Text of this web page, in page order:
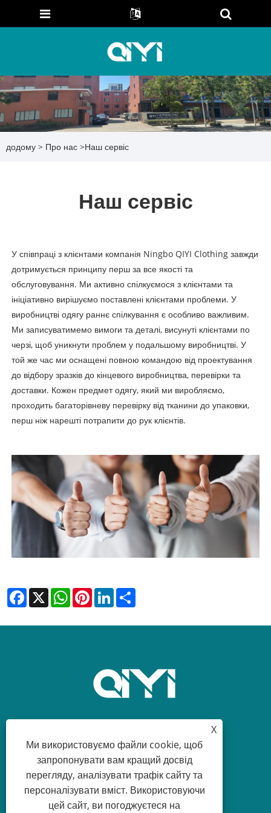
додому > Про нас >Наш сервіс
Наш сервіс
У співпраці з клієнтами компанія Ningbo QIYI Clothing завжди
дотримується принципу перш за все якості та
обслуговування. Ми активно спілкуємося з клієнтами та
ініціативно вирішуємо поставлені клієнтами проблеми. У
виробництві одягу раннє спілкування є особливо важливим.
Ми записуватимемо вимоги та деталі, висунуті клієнтами по
черзі, щоб уникнути проблем у подальшому виробництві. У
той же час ми оснащені повною командою від проектування
до відбору зразків до кінцевого виробництва, перевірки та
доставки. Кожен предмет одягу, який ми виробляємо,
проходить багаторівневу перевірку від тканини до упаковки,
перш ніж нарешті потрапити до рук клієнтів.
Facebook
X WhatsAppPinterestLinkedIn
sean@qiyiclothing.com
X
Ми використовуємо файли cookie, щоб
запропонувати вам кращий досвід
перегляду, аналізувати трафік сайту та
персоналізувати вміст. Використовуючи
цей сайт, ви погоджуєтеся на